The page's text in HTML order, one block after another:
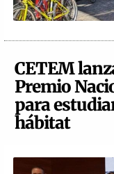
CETEM
Premio
para
hábitat